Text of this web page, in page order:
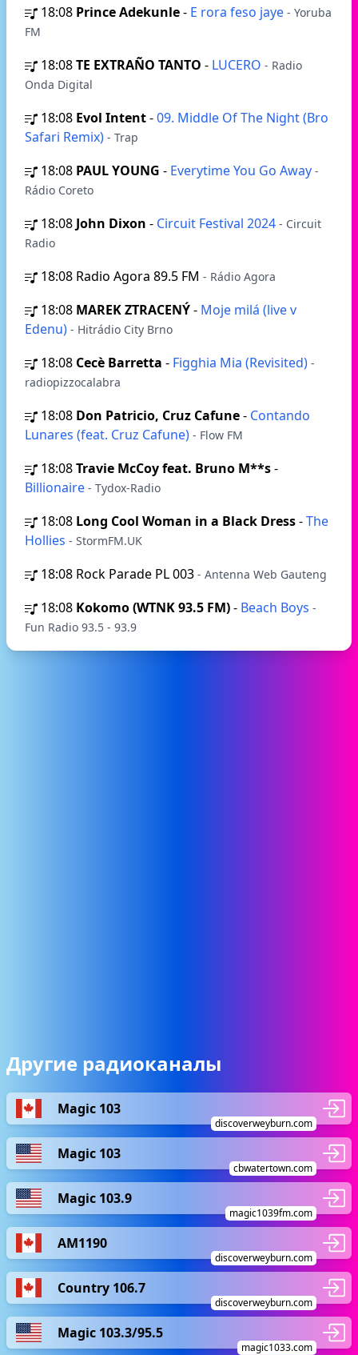
18:08 Prince Adekunle- E rora feso jaye - Yoruba
FM
18:08TE EXTRAÑO TANTO - LUCERO - Radio
Onda Digital
18:08 Evol Intent-09. Middle Of The Night (Bro
Safari Remix) - Trap
18:08 PAUL YOUNG - Everytime You Go Away -
Rádio Coreto
18:08 John Dixon - Circuit Festival 2024 - Circuit
Radio
18:08 Radio Agora 89.5 FM - Rádio Agora
18:08 MAREK ZTRACENÝ- Moje milá (live v
Edenu) - Hitrádio City Brno
18:08 Cecè Barretta - Figghia Mia (Revisited) -
radiopizzocalabra
18:08 Don Patricio, Cruz Cafune- Contando
Lunares (feat. Cruz Cafune) - Flow FM
18:08Travie McCoy feat. Bruno M**s-
Billionaire - Tydox-Radio
18:08 Long Cool Woman in a Black Dress-The
Hollies - StormFM.UK
18:08 Rock Parade PL 003 - Antenna Web Gauteng
18:08 Kokomo (WTNK 93.5 FM)- Beach Boys -
Fun Radio 93.5 - 93.9
Другие радиоканалы
Magic 103
discoverweyburn.com
Magic 103
cbwatertown.com
Magic 103.9
magic1039fm.com
AM1190
discoverweyburn.com
Country 106.7
discoverweyburn.com
Magic 103.3/95.5
magic1033.com